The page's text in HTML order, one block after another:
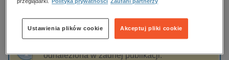
dzienniki
edukacja
hobby, sport, rozrywka
Sortowanie Filtrowanie
odnaleziona w żadnej publikacji.
Akceptuj pliki cookie
Ustawienia plików cookie